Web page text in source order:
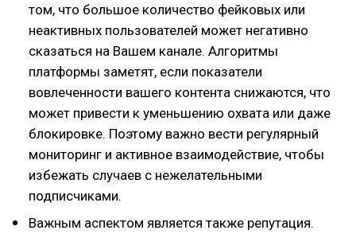
том, что большое количество фейковых или
неактивных пользователей может негативно
сказаться на Вашем канале. Алгоритмы
платформы заметят, если показатели
вовлеченности вашего контента снижаются, что
может привести к уменьшению охвата или даже
блокировке. Поэтому важно вести регулярный
мониторинг и активное взаимодействие, чтобы
избежать случаев с нежелательными
подписчиками.
Важным аспектом является также репутация.